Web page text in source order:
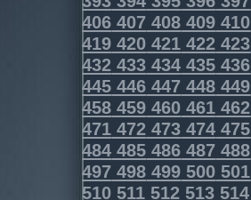
406 407 408 409 410
419 420 421 422 423
432 433 434 435 436
445 446 447 448 449
458 459 460 461 462
471 472 473 474 475
484 485 486 487 488
497 498 499 500 501
510 511 512 513 514